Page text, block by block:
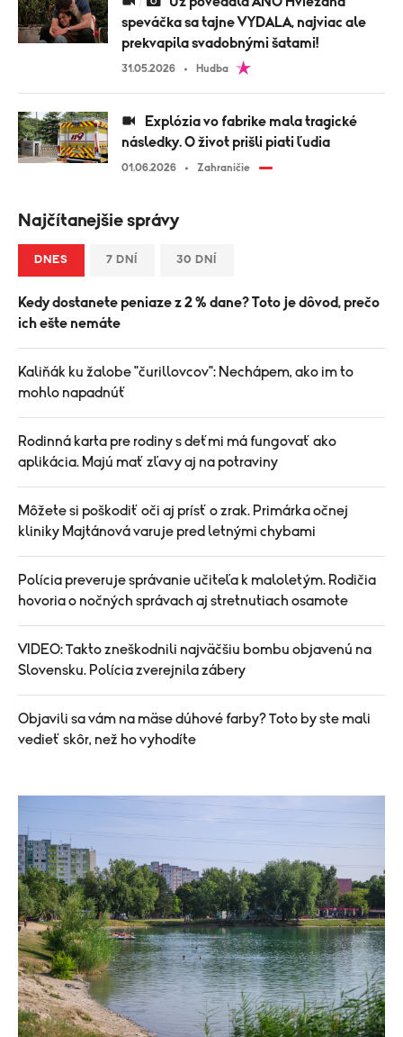
speváčka sa tajne VYDALA, najviac ale
prekvapila svadobnými šatami!
31.05.2026 Hudba
následky. O život prišli piati ľudia
01.06.2026 Zahraničie
Najčítanejšie správy
DNES 7 DNÍ 30 DNÍ
Kedy dostanete peniaze z 2 % dane? Toto je dôvod, prečo
ich ešte nemáte
Kaliňák ku žalobe "čurillovcov": Nechápem, ako im to
mohlo napadnúť
Rodinná karta pre rodiny s deťmi má fungovať ako
aplikácia. Majú mať zľavy aj na potraviny
Môžete si poškodiť oči aj prísť o zrak. Primárka očnej
kliniky Majtánová varuje pred letnými chybami
Polícia preveruje správanie učiteľa k maloletým. Rodičia
hovoria o nočných správach aj stretnutiach osamote
VIDEO: Takto zneškodnili najväčšiu bombu objavenú na
Slovensku. Polícia zverejnila zábery
Objavili sa vám na mäse dúhové farby? Toto by ste mali
vedieť skôr, než ho vyhodíte